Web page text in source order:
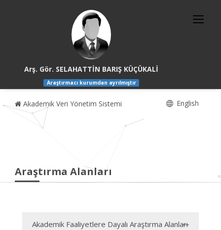
Arş. Gör. SELAHATTİN BARIŞ KÜÇÜKALİ
Araştırmacı kurumdan ayrılmıştır
Akademik Veri Yönetim Sistemi English
Araştırma Alanları
Akademik Faaliyetlere Dayalı Araştırma Alanları